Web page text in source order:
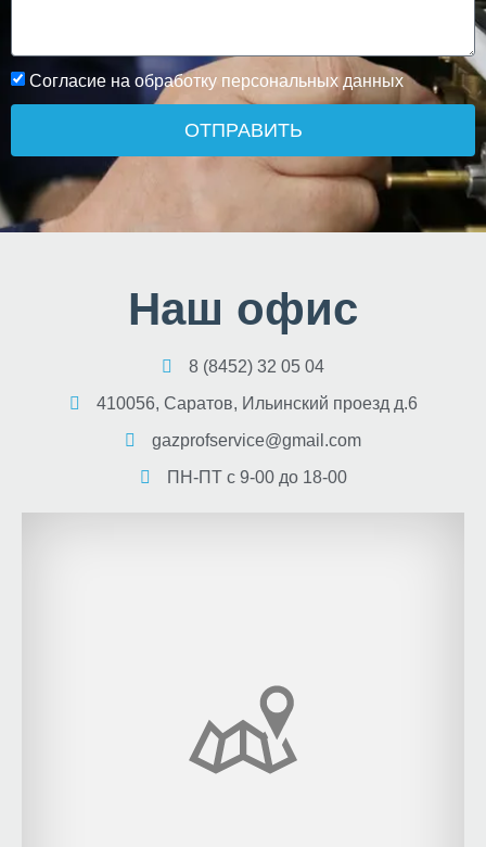
Согласие на обработку персональных данных
ОТПРАВИТЬ
Наш офис
8 (8452) 32 05 04
410056, Саратов, Ильинский проезд д.6
gazprofservice@gmail.com
ПН-ПТ с 9-00 до 18-00